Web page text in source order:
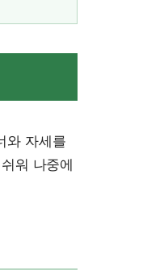
와 자세를
워 나중에